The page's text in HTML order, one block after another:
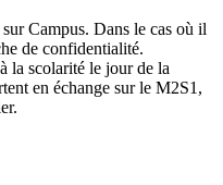
Campus. Dans le cas où il
de confidentialité.
la scolarité le jour de la
en échange sur le M2S1,